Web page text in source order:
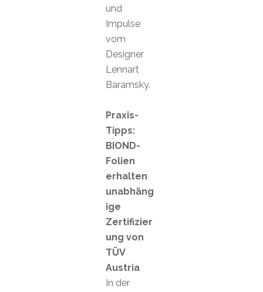
und
Impulse
vom
Designer
Lennart
Baramsky.
Praxis-
Tipps:
BIOND-
Folien
erhalten
unabhäng
ige
Zertifizier
ung von
TÜV
Austria
In der